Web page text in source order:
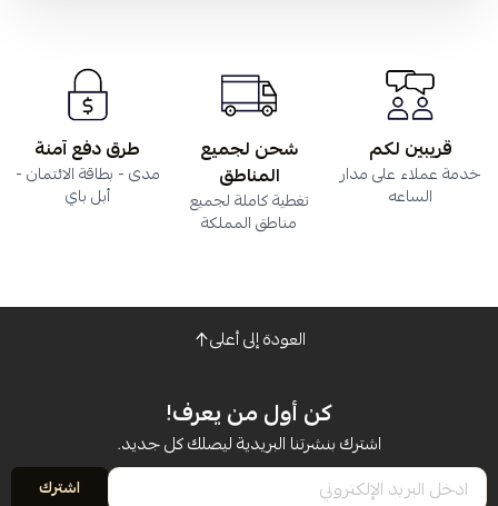
قريبين لكم
خدمة عملاء على مدار
الساعه
شحن لجميع
المناطق
تغطية كاملة لجميع
مناطق المملكة
طرق دفع آمنة
مدى - بطاقة الائتمان -
أبل باي
العودة إلى أعلى
كن أول من يعرف!
اشترك بنشرتنا البريدية ليصلك كل جديد.
اشترك